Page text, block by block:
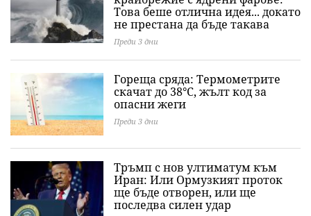
Това беше отлична идея... докато
не престана да бъде такава
Преди 3 дни
Гореща сряда: Термометрите
скачат до 38°C, жълт код за
опасни жеги
Преди 3 дни
Тръмп с нов ултиматум към
Иран: Или Ормузкият проток
ще бъде отворен, или ще
последва силен удар